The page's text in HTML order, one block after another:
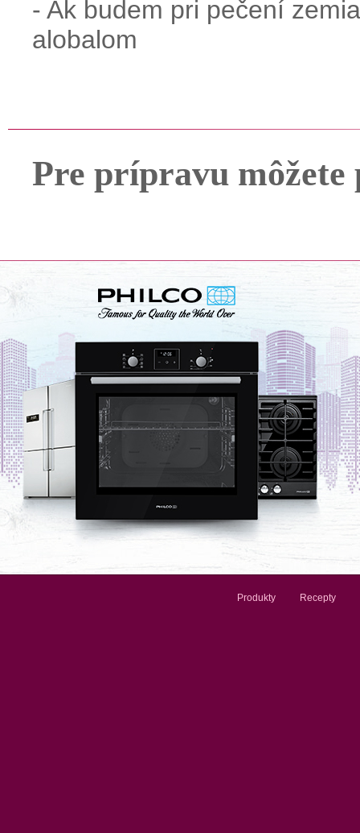
- Ak budem pri pečení
alobalom
Pre prípravu
Produkty Recepty